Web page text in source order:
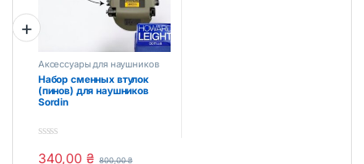
Аксессуары для наушников
Набор сменных втулок
(пинов) для наушников
Sordin
o
340,00 ₴ 800,00₴